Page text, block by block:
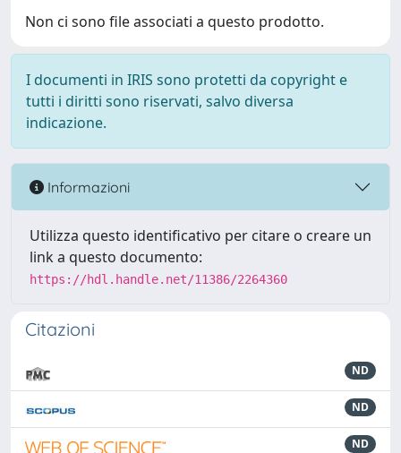
Non ci sono file associati a questo prodotto.
I documenti in IRIS sono protetti da copyright e
tutti i diritti sono riservati, salvo diversa
indicazione.
Informazioni
Utilizza questo identificativo per citare o creare un
link a questo documento:
https://hdl.handle.net/11386/2264360
Citazioni
ND
ND
ND